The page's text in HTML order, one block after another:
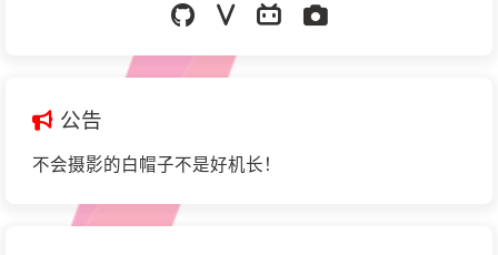
公告
不会摄影的白帽子不是好机长！